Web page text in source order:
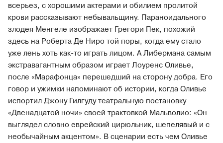
всерьез, с хорошими актерами и обилием пролитой
крови рассказывают небывальщину. Параноидального
злодея Менгеле изображает Грегори Пек, похожий
здесь на Роберта Де Ниро той поры, когда ему стало
уже лень хоть как-то играть лицом. А Либермана самым
экстравагантным образом играет Лоуренс Оливье,
после «Марафонца» перешедший на сторону добра. Его
говор и ужимки напоминают об истории, когда Оливье
испортил Джону Гилгуду театральную постановку
«Двенадцатой ночи» своей трактовкой Мальволио: «Он
выглядел словно еврейский цирюльник, шепелявый и с
необычайным акцентом». В сценарии есть чем Оливье